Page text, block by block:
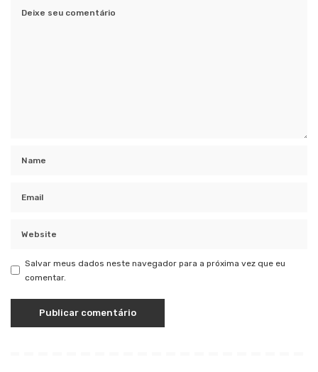
Salvar meus dados neste navegador para a próxima vez que eu
comentar.